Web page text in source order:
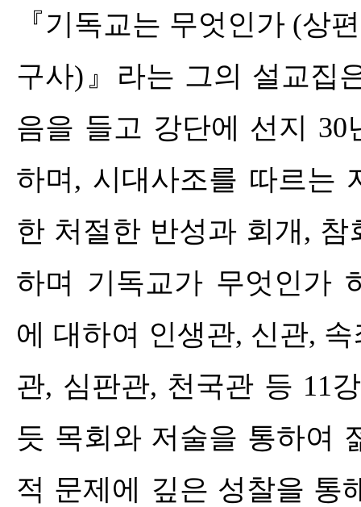
『기독교는 무엇인가 (상편
구사) 』 라는 그의 설교집
음을 들고 강단에 선지 30
하며 , 시대사조를 따르는
한 처절한 반성과 회개 , 참
하며 기독교가 무엇인가
에 대하여 인생관, 신관, 속
관, 심판관, 천국관 등 11
듯 목회와 저술을 통하여
적 문제에 깊은 성찰을 통